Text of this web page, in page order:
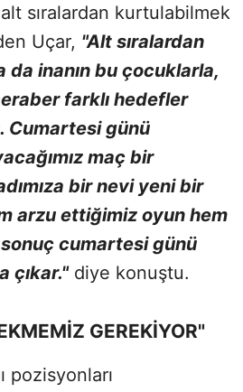
sıralardan kurtulabilmek
Uçar, "Alt sıralardan
inanın bu çocuklarla,
farklı hedefler
Cumartesi günü
maç bir
bir nevi yeni bir
arzu ettiğimiz oyun hem
cumartesi günü
çıkar."diye konuştu.
GEREKİYOR"
pozisyonları